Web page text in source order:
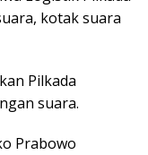
kotak suara
Pilkada
suara.
Prabowo